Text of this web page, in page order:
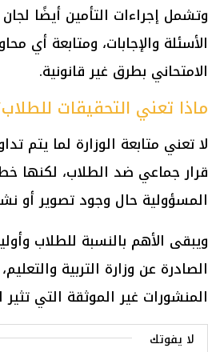
وتشمل إجراءات التأمين أيضًا
الأسئلة والإجابات، ومتابعة أي
الامتحاني بطرق غير قانونية.
ماذا تعني التحقيقات
لا تعني متابعة الوزارة لما يتم
قرار جماعي ضد الطلاب، لكنها
المسؤولية حال وجود تصوير أو
ويبقى الأهم بالنسبة للطلاب
الصادرة عن وزارة التربية
المنشورات غير الموثقة التي تثير
لا يفوتك